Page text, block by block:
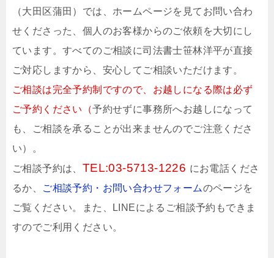
（大田区蒲田）では、ホームページを見てお問い合わ
せくださった、個人のお客様からのご依頼を大切にし
ています。すべてのご相談に司法書士笹林洋平が直接
ご対応しますから、安心してご相談いただけます。
ご相談は完全予約制 ですので、お越しになる際は必ず
ご予約ください（予約せずに事務所へお越しになって
も、ご相談を承ることが出来ませんのでご注意くださ
い）。
ご相談予約は、 TEL:03-5713-1226 にお電話くださ
るか、
ご相談予約・お問い合わせフォームのページを
ご覧ください。また、LINEによるご相談予約もできま
すのでご利用ください。